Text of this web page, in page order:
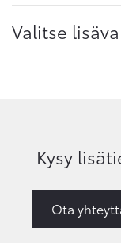
Valitse
Kysy
Ota